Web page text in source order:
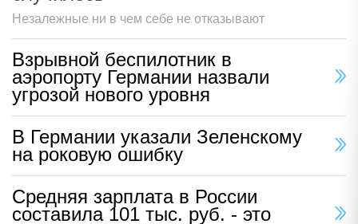
Незалежные ни в чем себе не отказывают
Взрывной беспилотник в
аэропорту Германии назвали
угрозой нового уровня
В Германии указали Зеленскому
на роковую ошибку
Средняя зарплата в России
составила 101 тыс. руб. - это